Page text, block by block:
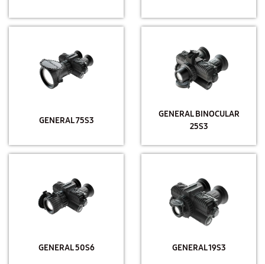
GENERAL 75S3
GENERAL BINOCULAR
25S3
GENERAL 50S6 GENERAL 19S3